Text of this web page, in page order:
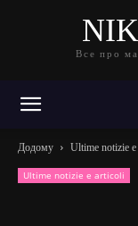
Все про
Додому Ultime notizie
Ultime notizie e articoli